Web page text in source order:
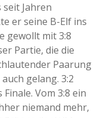
Jahren
er seine B-Elf ins
gewollt mit 3:8
Partie, die die
Paarung
gelang. 3:2
Vom 3:8 ein
niemand mehr,